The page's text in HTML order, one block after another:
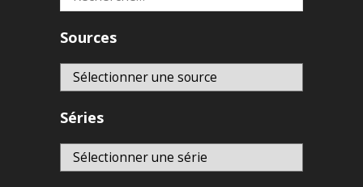
Sources
Séries